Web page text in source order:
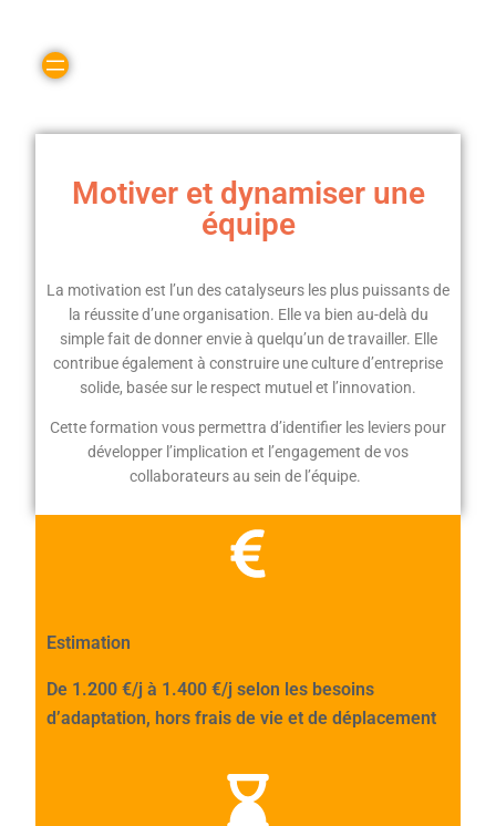
Motiver et dynamiser une
équipe
La motivation est l’un des catalyseurs les plus puissants de
la réussite d’une organisation. Elle va bien au-delà du
simple fait de donner envie à quelqu’un de travailler. Elle
contribue également à construire une culture d’entreprise
solide, basée sur le respect mutuel et l’innovation.
Cette formation vous permettra d’identifier les leviers pour
développer l’implication et l’engagement de vos
collaborateurs au sein de l’équipe.
Estimation
De 1.200 €/j à 1.400 €/j selon les besoins
d’adaptation, hors frais de vie et de déplacement